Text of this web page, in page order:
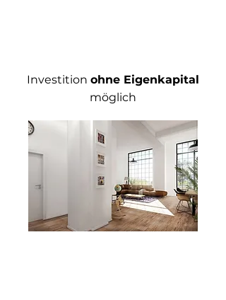
Investition ohne Eigenkapital
möglich